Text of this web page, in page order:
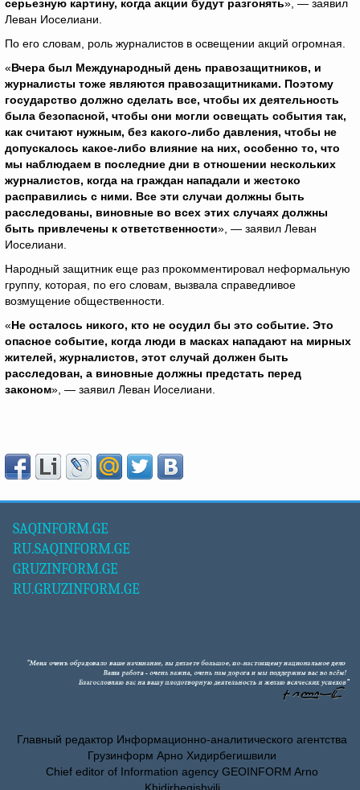
серьезную картину, когда акции будут разгонять», — заявил
Леван Иоселиани.
По его словам, роль журналистов в освещении акций огромная.
«Вчера был Международный день правозащитников, и
журналисты тоже являются правозащитниками. Поэтому
государство должно сделать все, чтобы их деятельность
была безопасной, чтобы они могли освещать события так,
как считают нужным, без какого-либо давления, чтобы не
допускалось какое-либо влияние на них, особенно то, что
мы наблюдаем в последние дни в отношении нескольких
журналистов, когда на граждан нападали и жестоко
расправились с ними. Все эти случаи должны быть
расследованы, виновные во всех этих случаях должны
быть привлечены к ответственности», — заявил Леван
Иоселиани.
Народный защитник еще раз прокомментировал неформальную
группу, которая, по его словам, вызвала справедливое
возмущение общественности.
«Не осталось никого, кто не осудил бы это событие. Это
опасное событие, когда люди в масках нападают на мирных
жителей, журналистов, этот случай должен быть
расследован, а виновные должны предстать перед
законом», — заявил Леван Иоселиани.
SAQINFORM.GE
RU.SAQINFORM.GE
GRUZINFORM.GE
RU.GRUZINFORM.GE
Главный редактор Информационно-аналитического агентства
Грузинформ Арно Хидирбегишвили
Chief editor of Information agency GEOINFORM Arno
Khidirbegishvili